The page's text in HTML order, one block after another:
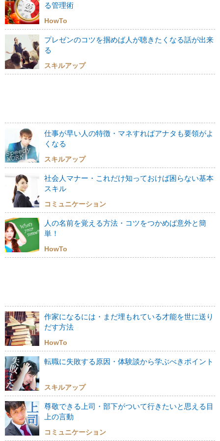
る管理術
HowTo
プレゼンのコツを掴めば人が聴きたくなる話が出来
る
スキルアップ
仕事が早い人の特徴・マネすればアナタも要領がよ
くなる
スキルアップ
社会人マナー・これだけ知っておけば困らない基本
スキル
コミュニケーション
人の名前を覚える方法・コツをつかめば意外と簡
単！
HowTo
作家になるには・まだ埋もれている才能を世に送り
だす方法
HowTo
転職に失敗する原因・体験談から学ぶべきポイント
スキルアップ
尊敬できる上司・部下がついて行きたいと思える目
上の言動
コミュニケーション